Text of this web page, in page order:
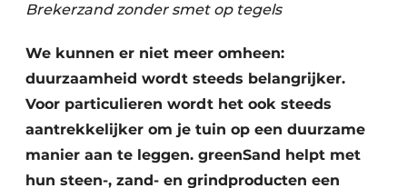
Video’s
Brekerzand zonder smet op tegels
We kunnen er niet meer omheen:
duurzaamheid wordt steeds belangrijker.
Voor particulieren wordt het ook steeds
aantrekkelijker om je tuin op een duurzame
manier aan te leggen. greenSand helpt met
hun steen-, zand- en grindproducten een